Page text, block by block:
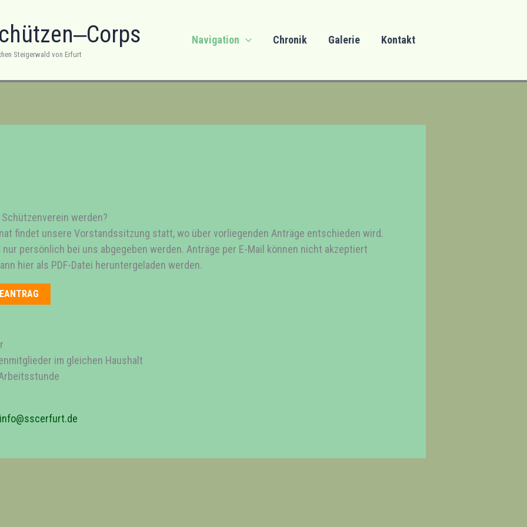
Steigerwald von Erfurt
Navigation Chronik Galerie Kontakt
werden?
findet unsere Vorstandssitzung statt, wo über vorliegenden Anträge entschieden wird.
persönlich bei uns abgegeben werden. Anträge per E-Mail können nicht akzeptiert
hier als PDF-Datei heruntergeladen werden.
im gleichen Haushalt
info@sscerfurt.de